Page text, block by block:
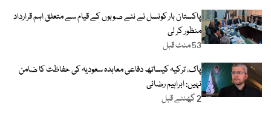
پاکستان بار کونسل نے نئے صوبوں کے قیام سے متعلق اہم قرارداد
منظور کر لی
53 منٹ قبل
پاک، ترکیہ کیساتھ دفاعی معاہدہ سعودیہ کی حفاظت کا ضامن
نہیں: ابراہیم رضائی
2 گھنٹے قبل